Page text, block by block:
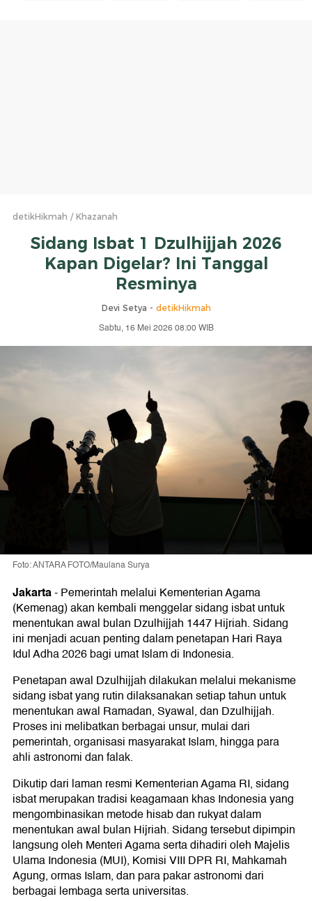
detikHikmah Khazanah
Sidang Isbat 1 Dzulhijjah 2026
Kapan Digelar? Ini Tanggal
Resminya
Devi Setya - detikHikmah
Sabtu, 16 Mei 2026 08:00 WIB
Foto: ANTARA FOTO/Maulana Surya
Jakarta-Pemerintah melalui Kementerian Agama
(Kemenag) akan kembali menggelar sidang isbat untuk
menentukan awal bulan Dzulhijjah 1447 Hijriah. Sidang
ini menjadi acuan penting dalam penetapan Hari Raya
Idul Adha 2026 bagi umat Islam di Indonesia.
Penetapan awal Dzulhijjah dilakukan melalui mekanisme
sidang isbat yang rutin dilaksanakan setiap tahun untuk
menentukan awal Ramadan, Syawal, dan Dzulhijjah.
Proses ini melibatkan berbagai unsur, mulai dari
pemerintah, organisasi masyarakat Islam, hingga para
ahli astronomi dan falak.
Dikutip dari laman resmi Kementerian Agama RI, sidang
isbat merupakan tradisi keagamaan khas Indonesia yang
mengombinasikan metode hisab dan rukyat dalam
menentukan awal bulan Hijriah. Sidang tersebut dipimpin
langsung oleh Menteri Agama serta dihadiri oleh Majelis
Ulama Indonesia (MUI), Komisi VIII DPR RI, Mahkamah
Agung, ormas Islam, dan para pakar astronomi dari
berbagai lembaga serta universitas.